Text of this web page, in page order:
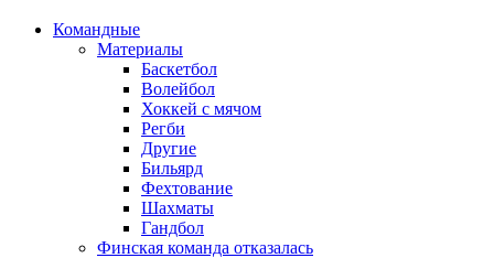
Командные
Материалы
Баскетбол
Волейбол
Хоккей с мячом
Регби
Другие
Бильярд
Фехтование
Шахматы
Гандбол
Финская команда отказалась